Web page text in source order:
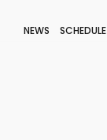
NEWS SCHEDULE